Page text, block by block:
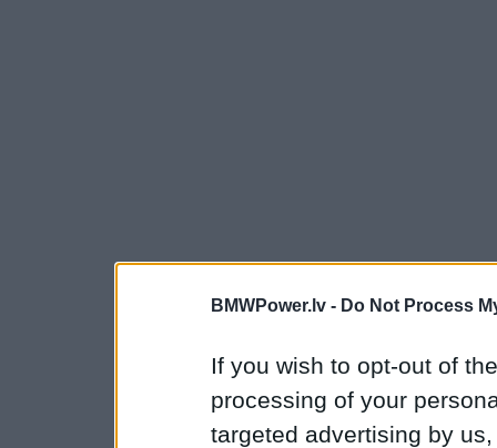
BMWPower.lv - Do Not Process
If you wish to opt-out of
processing of your
targeted advertising by